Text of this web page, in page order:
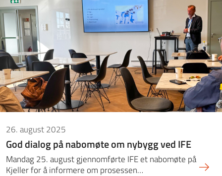
26. august 2025
God dialog på nabomøte om nybygg ved IFE
Mandag 25. august gjennomførte IFE et nabomøte på
Kjeller for å informere om prosessen…